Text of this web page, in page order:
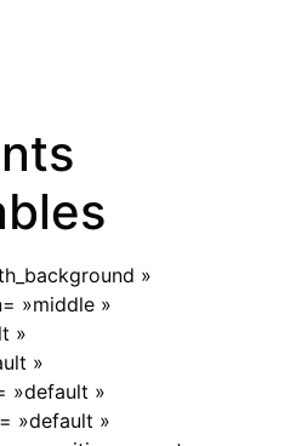
»
»middle »
»
»
»default »
»default »